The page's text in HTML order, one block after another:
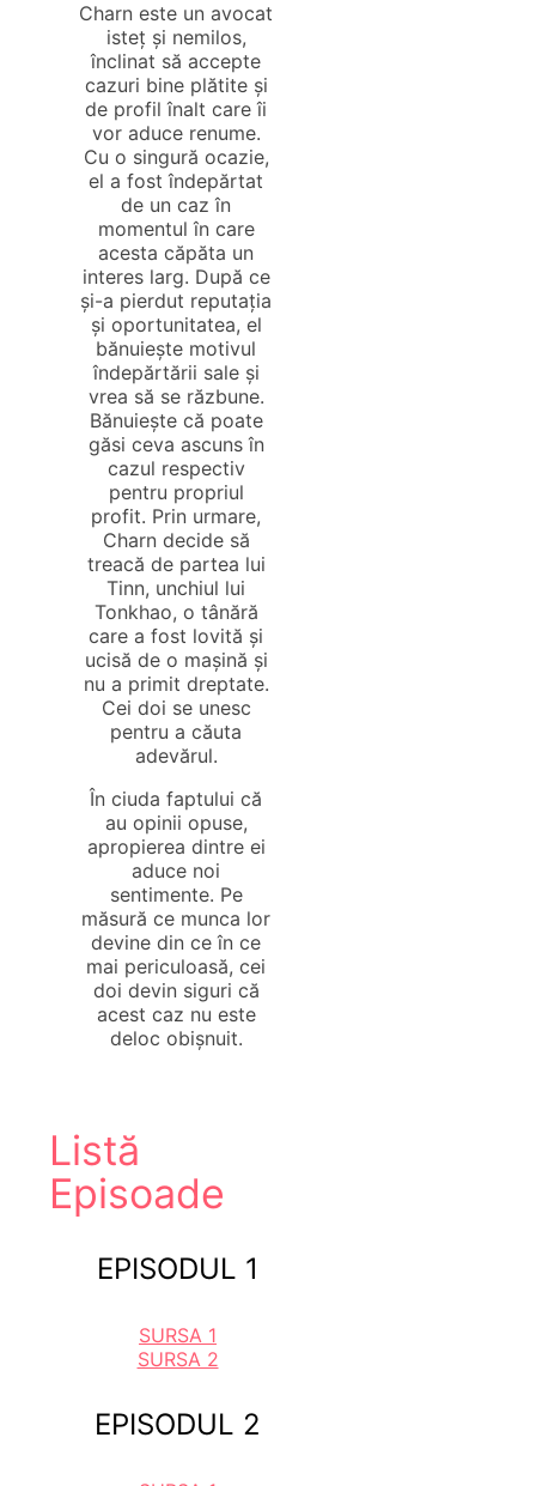
Charn este un avocat
isteț și nemilos,
înclinat să accepte
cazuri bine plătite și
de profil înalt care îi
vor aduce renume.
Cu o singură ocazie,
el a fost îndepărtat
de un caz în
momentul în care
acesta căpăta un
interes larg. După ce
și-a pierdut reputația
și oportunitatea, el
bănuiește motivul
îndepărtării sale și
vrea să se răzbune.
Bănuiește că poate
găsi ceva ascuns în
cazul respectiv
pentru propriul
profit. Prin urmare,
Charn decide să
treacă de partea lui
Tinn, unchiul lui
Tonkhao, o tânără
care a fost lovită și
ucisă de o mașină și
nu a primit dreptate.
Cei doi se unesc
pentru a căuta
adevărul.
În ciuda faptului că
au opinii opuse,
apropierea dintre ei
aduce noi
sentimente. Pe
măsură ce munca lor
devine din ce în ce
mai periculoasă, cei
doi devin siguri că
acest caz nu este
deloc obișnuit.
Listă
Episoade
EPISODUL 1
SURSA 1
SURSA 2
EPISODUL 2